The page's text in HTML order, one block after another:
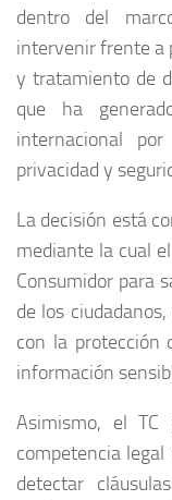
dentro del
intervenir frente a
y tratamiento de
que ha
internacional
privacidad y
La decisión está
mediante la cual
Consumidor para
de los
con la protección
información
Asimismo, el TC
competencia
detectar